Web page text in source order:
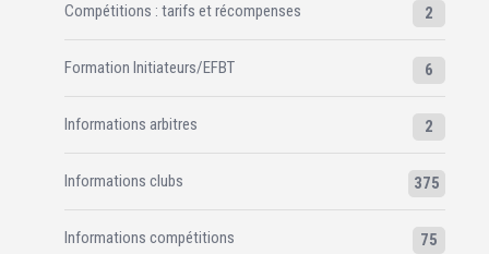
Compétitions : tarifs et récompenses 2
Formation Initiateurs/EFBT 6
Informations arbitres 2
Informations clubs 375
Informations compétitions 75